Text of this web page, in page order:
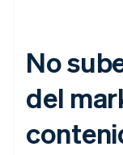
No
del